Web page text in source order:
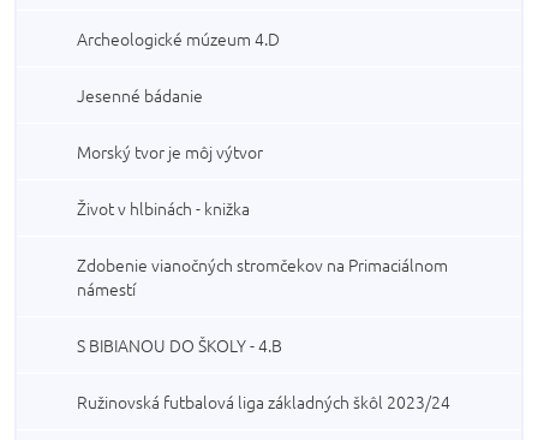
Archeologické múzeum 4.D
Jesenné bádanie
Morský tvor je môj výtvor
Život v hlbinách - knižka
Zdobenie vianočných stromčekov na Primaciálnom
námestí
S BIBIANOU DO ŠKOLY - 4.B
Ružinovská futbalová liga základných škôl 2023/24